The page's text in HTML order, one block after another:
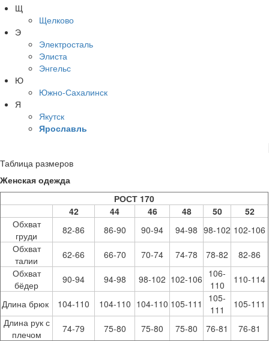
Щ
Щелково
Э
Электросталь
Элиста
Энгельс
Ю
Южно-Сахалинск
Я
Якутск
Ярославль
Таблица размеров
Женская одежда
РОСТ 170
42
44 46 48 50
52
Обхват
груди
82-86 86-90 90-94 94-98 98-102 102-106
Обхват
талии
62-66 66-70 70-74 74-78 78-82
82-86
Обхват
бёдер
90-94 94-98 98-102 102-106 106-
110
110-114
Длина брюк 104-110 104-110 104-110 105-111
105-
111
105-111
Длина рук с
плечом
74-79 75-80 75-80 75-80 76-81
76-81